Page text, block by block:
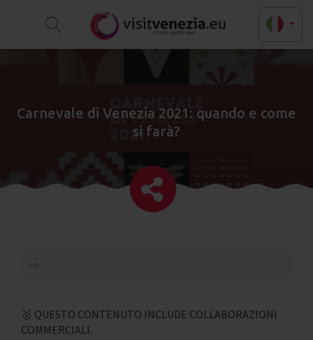
Carnevale di Venezia 2021: quando e come
si farà?
🥇 QUESTO CONTENUTO INCLUDE COLLABORAZIONI
COMMERCIALI.